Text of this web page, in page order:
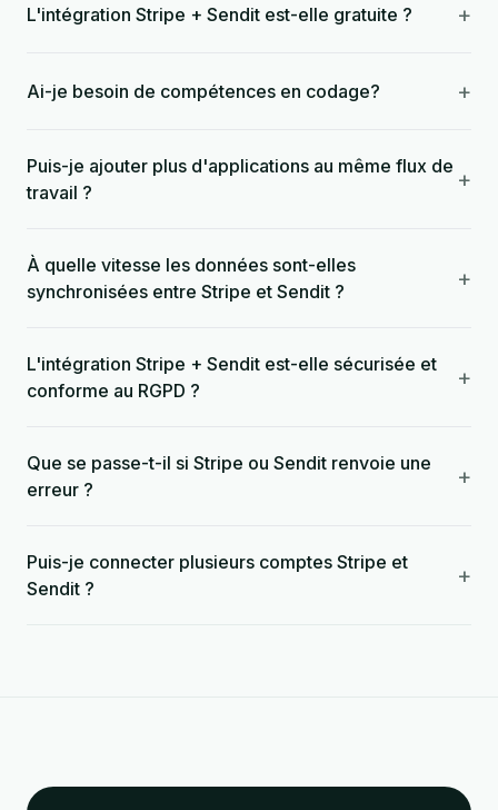
L'intégration Stripe + Sendit est-elle gratuite ? +
Ai-je besoin de compétences en codage? +
Puis-je ajouter plus d'applications au même flux de
travail ?
+
À quelle vitesse les données sont-elles
synchronisées entre Stripe et Sendit ?
+
L'intégration Stripe + Sendit est-elle sécurisée et
conforme au RGPD ?
+
Que se passe-t-il si Stripe ou Sendit renvoie une
erreur ?
+
Puis-je connecter plusieurs comptes Stripe et
Sendit ?
+